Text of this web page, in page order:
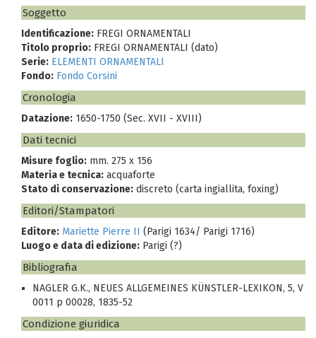
Soggetto
Identificazione: FREGI ORNAMENTALI
Titolo proprio: FREGI ORNAMENTALI (dato)
Serie: ELEMENTI ORNAMENTALI
Fondo: Fondo Corsini
Cronologia
Datazione: 1650-1750 (Sec. XVII - XVIII)
Dati tecnici
Misure foglio: mm. 275 x 156
Materia e tecnica: acquaforte
Stato di conservazione: discreto (carta ingiallita, foxing)
Editori/Stampatori
Editore: Mariette Pierre II (Parigi 1634/ Parigi 1716)
Luogo e data di edizione: Parigi (?)
Bibliografia
NAGLER G.K., NEUES ALLGEMEINES KÜNSTLER-LEXIKON, 5, V
0011 p 00028, 1835-52
Condizione giuridica